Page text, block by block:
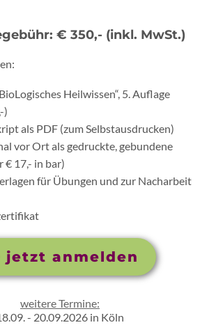
€ 350,- (inkl. MwSt.)
Heilwissen“, 5. Auflage
)
als PDF (zum Selbstausdrucken)
vor Ort als gedruckte, gebundene
€ 17,- in bar)
für Übungen und zur Nacharbeit
jetzt anmelden
weitere Termine:
- 20.09.2026 in Köln